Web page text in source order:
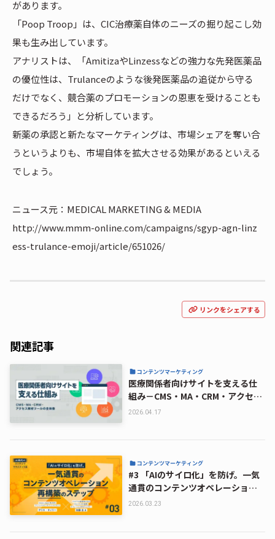
があります。
「Poop Troop」は、CIC治療薬自体のニーズの掘り起こし効
果も生み出しています。
アナリストは、「AmitizaやLinzessなどの強力な先発医薬品
の優位性は、Trulanceのような後発医薬品の追従から守る
だけでなく、競合薬のプロモーションの恩恵を受けることも
できるだろう」と分析しています。
新薬の承認と新たなマーケティングは、市場シェアを奪い合
うというよりも、市場自体を拡大させる効果があるといえる
でしょう。
ニュース元：MEDICAL MARKETING & MEDIA
http://www.mmm-online.com/campaigns/sgyp-agn-linz
ess-trulance-emoji/article/651026/
リンクをシェアする
関連記事
コンテンツマーケティング
医療関係者向けサイトを支える仕
組み－CMS・MA・CRM・アクセス
解析ツールの全体像
2026.04.17
コンテンツマーケティング
#3 「AIのサイロ化」を防げ。一気
通貫のコンテンツオペレーション
再構築のステップ｜AI時代のコン
2026.03.23